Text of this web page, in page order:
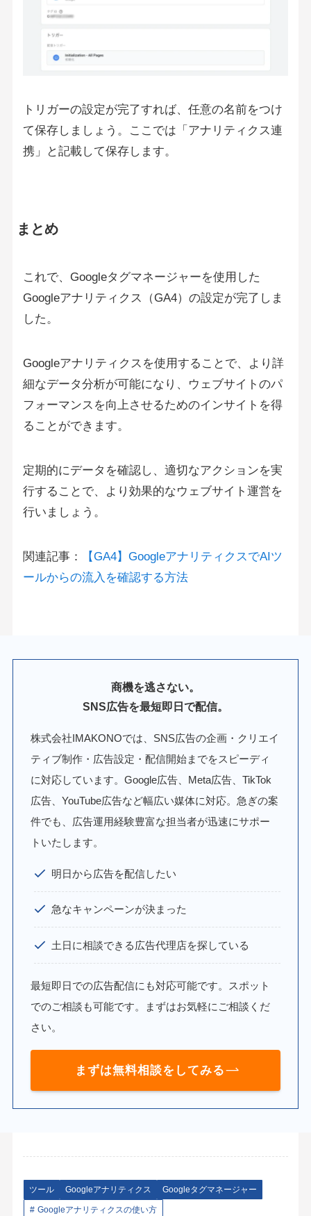
トリガーの設定が完了すれば、任意の名前をつけ
て保存しましょう。ここでは「アナリティクス連
携」と記載して保存します。
まとめ
これで、Googleタグマネージャーを使用した
Googleアナリティクス（GA4）の設定が完了しま
した。
Googleアナリティクスを使用することで、より詳
細なデータ分析が可能になり、ウェブサイトのパ
フォーマンスを向上させるためのインサイトを得
ることができます。
定期的にデータを確認し、適切なアクションを実
行することで、より効果的なウェブサイト運営を
行いましょう。
関連記事：
【GA4】GoogleアナリティクスでAIツ
ールからの流入を確認する方法
商機を逃さない。
SNS広告を最短即日で配信。
株式会社IMAKONOでは、SNS広告の企画・クリエイ
ティブ制作・広告設定・配信開始までをスピーディ
に対応しています。Google広告、Meta広告、TikTok
広告、YouTube広告など幅広い媒体に対応。急ぎの案
件でも、広告運用経験豊富な担当者が迅速にサポー
トいたします。
明日から広告を配信したい
急なキャンペーンが決まった
土日に相談できる広告代理店を探している
最短即日での広告配信にも対応可能です。スポット
でのご相談も可能です。まずはお気軽にご相談くだ
さい。
まずは無料相談をしてみる
ツール Googleアナリティクス Googleタグマネージャー
Googleアナリティクスの使い方